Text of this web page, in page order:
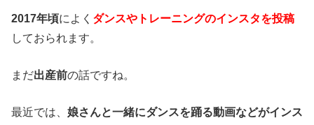
2017年頃によく ダンスやトレーニングのインスタを投稿
しておられます。
まだ出産前の話ですね。
最近では、 娘さんと一緒にダンスを踊る動画などがインス